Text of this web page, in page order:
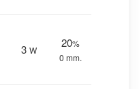
3 W
20%
0 mm.